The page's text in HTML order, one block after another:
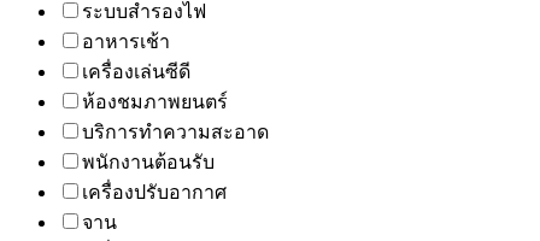
ระบบสำรองไฟ
อาหารเช้า
เครื่องเล่นซีดี
ห้องชมภาพยนตร์
บริการทำความสะอาด
พนักงานต้อนรับ
เครื่องปรับอากาศ
จาน